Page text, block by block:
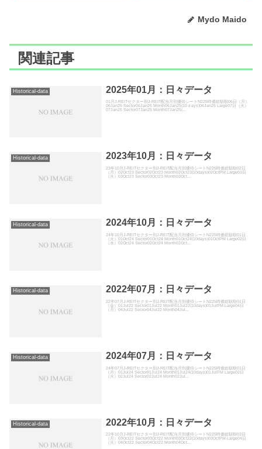
Mydo Maido
関連記事
Historical-data 2025年01月：日々データ
01月J-REITセクター別J-REIT配当月別優待シートN225時価総額順06日（月）
06Jan25 Sector06Jan25 Month06Jan25(10ｄays)06Jan25 Large07日（火）
07Jan25 Sector07Jan25 Month07Jan25(...
Historical-data 2023年10月：日々データ
23年10月J-REITセクター別J-REIT配当月別優待シートN225時価総額順02日
（月）02Oct23 Sector02Oct23 Month02Oct23(10days)02OctPM Large03日
（火）03Oct23 Sector03Oct23 Month03Oct...
Historical-data 2024年10月：日々データ
24年10月J-REITセクター別J-REIT配当月別優待シートN225時価総額順01日
（火）01Oct24 Sector01Oct24 Month01Oct24(10days)01OctPM Large02日
（水）02Oct24 Sector02Oct24 Month02Oct...
Historical-data 2022年07月：日々データ
22年07月J-REITセクター別J-REIT配当月別優待シートN225時価総額順01日
（金）01Jul22 Sector01Jul22 Month01Jul22(10days)01JulPM-Large04日
（月）04Jul22 Sector04Jul22 Month04Jul...
Historical-data 2024年07月：日々データ
24年07月J-REITセクター別J-REIT配当月別優待シートN225時価総額順01日
（月）01Jul24 Sector01Jul24 Month01Jul24(10days)01JulPM Large02日
（火）02Jul24 Sector02Jul24 Month02Jul...
Historical-data 2022年10月：日々データ
22年10月J-REITセクター別J-REIT配当月別優待シートN225時価総額順03日
（月）03Oct22 Sector03Oct22 Month03Oct22(10days)03OctPM-Large04日
（火）04Oct22 Sector04Oct22 Month04Oct...